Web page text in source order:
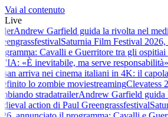
Vai al contenuto
Live
Andrew Garfield guida la rivolta nel
festivalSaturnia Film Festival 2026,
Cavalli e Guerritore tra gli ospitiai
«È inevitabile, ma serve responsabilità»
arriva nei cinema italiani in 4K: il
lo zombie moviestreamingClevatess
stradatrailerAndrew Garfield guida
action di Paul Greengrassfestival